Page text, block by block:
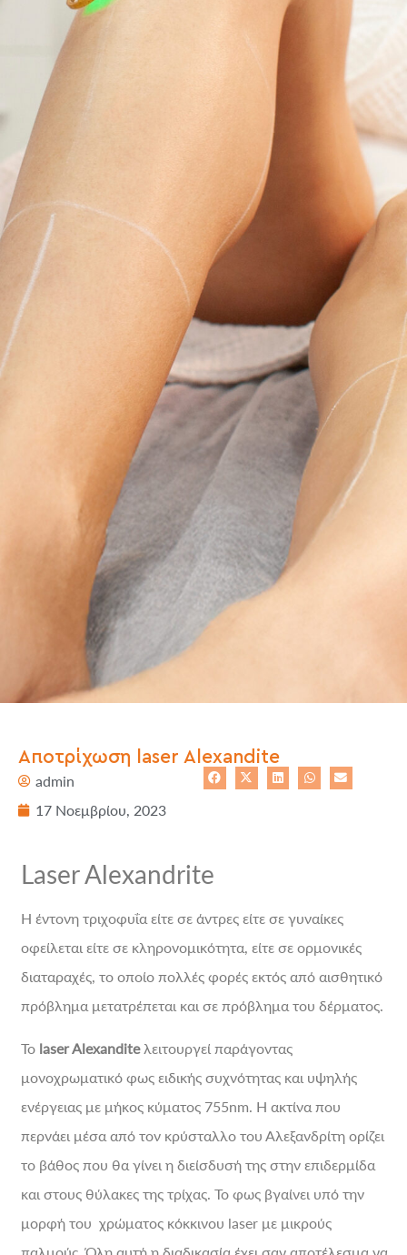
Αποτρίχωση laser Alexandite
admin
17 Νοεμβρίου, 2023
Laser Alexandrite
Η έντονη τριχοφυΐα είτε σε άντρες είτε σε γυναίκες
οφείλεται είτε σε κληρονομικότητα, είτε σε ορμονικές
διαταραχές, το οποίο πολλές φορές εκτός από αισθητικό
πρόβλημα μετατρέπεται και σε πρόβλημα του δέρματος.
Το laser Alexanditeλειτουργεί παράγοντας
μονοχρωματικό φως ειδικής συχνότητας και υψηλής
ενέργειας με μήκος κύματος 755nm. Η ακτίνα που
περνάει μέσα από τον κρύσταλλο του Αλεξανδρίτη ορίζει
το βάθος που θα γίνει η διείσδυσή της στην επιδερμίδα
και στους θύλακες της τρίχας. Το φως βγαίνει υπό την
μορφή του χρώματος κόκκινου laser με μικρούς